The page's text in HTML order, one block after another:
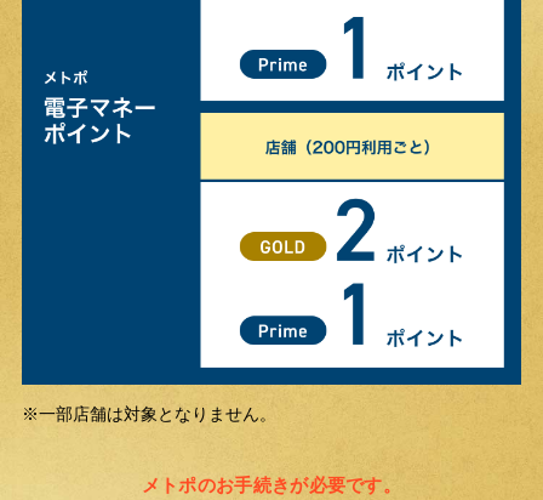
※一部店舗は対象となりません。
メトポのお手続きが必要です。